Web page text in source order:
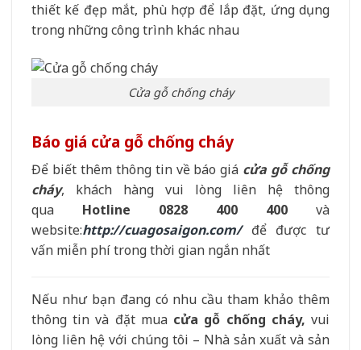
thiết kế đẹp mắt, phù hợp để lắp đặt, ứng dụng
trong những công trình khác nhau
Cửa gỗ chống cháy
Báo giá cửa gỗ chống cháy
Để biết thêm thông tin về báo giá cửa gỗ chống
cháy, khách hàng vui lòng liên hệ thông
qua Hotline 0828 400 400 và
website:http://cuagosaigon.com/để được tư
vấn miễn phí trong thời gian ngắn nhất
Nếu như bạn đang có nhu cầu tham khảo thêm
thông tin và đặt mua cửa gỗ chống cháy, vui
lòng liên hệ với chúng tôi – Nhà sản xuất và sản